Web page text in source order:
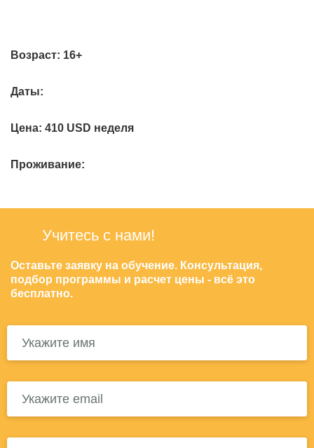
Возраст: 16+
Даты:
Цена: 410 USD неделя
Проживание:
Учитесь с нами!
Оставьте заявку на обучение. Консультация,
подбор программы и расчет цены - всё это
бесплатно.